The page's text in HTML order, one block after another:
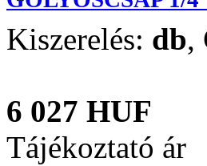
Kiszerelés: db,
6 027 HUF
Tájékoztató ár